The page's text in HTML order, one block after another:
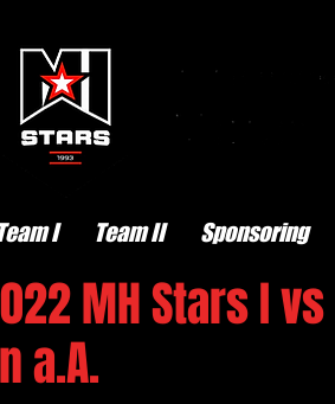
I Team II Sponsoring
MH Stars I
a.A.